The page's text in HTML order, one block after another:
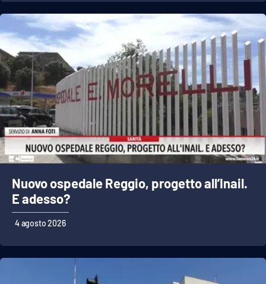
EDIZIONI
LOCALI
Catanzaro
Crotone
Vibo Valentia
Reggio Calabria
Cosenza
Lamezia Terme
Nuovo ospedale Reggio, progetto all’Inail.
E adesso?
4 agosto 2026